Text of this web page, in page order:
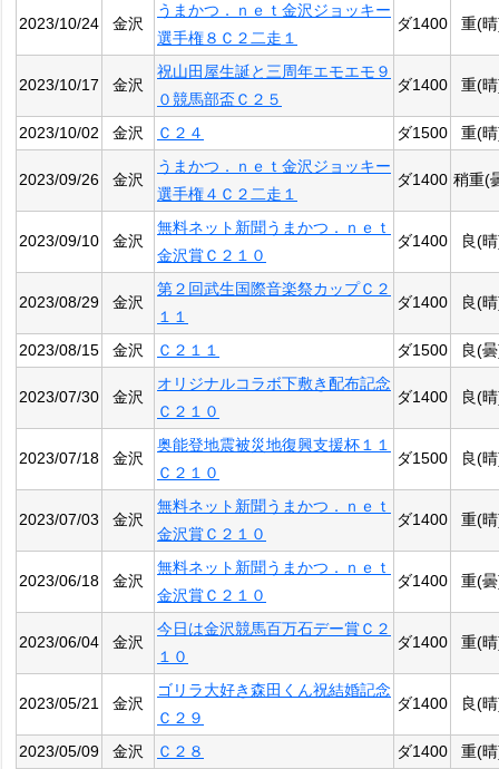
2023/10/24 金沢
うまかつ．ｎｅｔ金沢ジョッキー
選手権８Ｃ２二走１
ダ1400 重(
2023/10/17 金沢
祝山田屋生誕と三周年エモエモ９
０競馬部盃Ｃ２５
ダ1400 重(
2023/10/02 金沢 Ｃ２４ ダ1500 重(
2023/09/26 金沢
うまかつ．ｎｅｔ金沢ジョッキー
選手権４Ｃ２二走１
ダ1400 稍重(
2023/09/10 金沢
無料ネット新聞うまかつ．ｎｅｔ
金沢賞Ｃ２１０
ダ1400 良(
2023/08/29 金沢
第２回武生国際音楽祭カップＣ２
１１
ダ1400 良(
2023/08/15 金沢 Ｃ２１１ ダ1500 良(
2023/07/30 金沢
オリジナルコラボ下敷き配布記念
Ｃ２１０
ダ1400 良(
2023/07/18 金沢
奥能登地震被災地復興支援杯１１
Ｃ２１０
ダ1500 良(
2023/07/03 金沢
無料ネット新聞うまかつ．ｎｅｔ
金沢賞Ｃ２１０
ダ1400 重(
2023/06/18 金沢
無料ネット新聞うまかつ．ｎｅｔ
金沢賞Ｃ２１０
ダ1400 重(
2023/06/04 金沢
今日は金沢競馬百万石デー賞Ｃ２
１０
ダ1400 重(
2023/05/21 金沢
ゴリラ大好き森田くん祝結婚記念
Ｃ２９
ダ1400 良(
2023/05/09 金沢 Ｃ２８ ダ1400
重(